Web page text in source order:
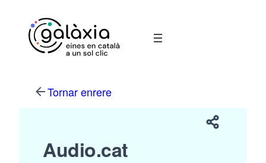
contingut
Tornar enrere
Audio.cat